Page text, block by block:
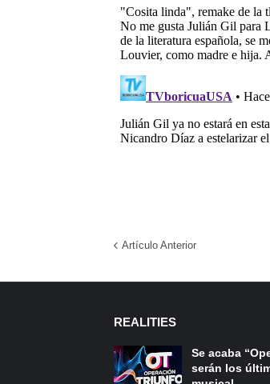
Artículo Anterior
REALITIES
Se acaba
serán los